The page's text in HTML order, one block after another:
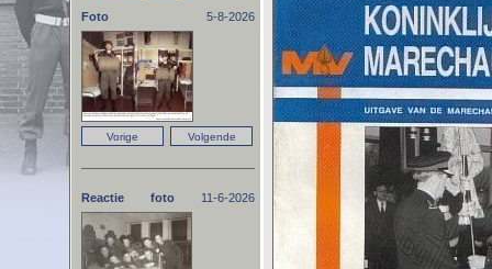
Foto
5-8-2026
Reactie foto 11-6-2026